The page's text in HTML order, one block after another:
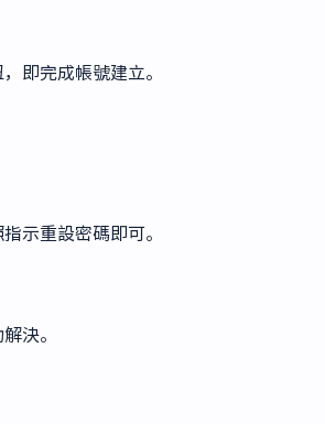
即完成帳號建立。
示重設密碼即可。
決。